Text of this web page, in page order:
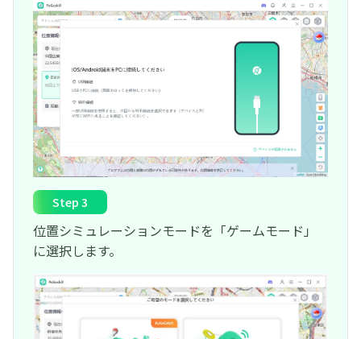
Step 3
位置シミュレーションモードを「ゲームモード」
に選択します。